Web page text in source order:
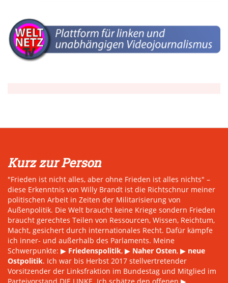
Kurz zur Person
"Frieden ist nicht alles, aber ohne Frieden ist alles nichts" –
diese Erkenntnis von Willy Brandt ist die Richtschnur meiner
politischen Arbeit in Zeiten der Militarisierung von
Außenpolitik. Die Welt braucht keine Kriege sondern Frieden
braucht gerechtes Teilen von Ressourcen, Wissen, Reichtum,
Macht, gesichert durch internationales Recht. Dafür kämpfe
ich inner- und außerhalb des Parlaments. Meine
Schwerpunkte: ▶ Friedenspolitik, ▶ Naher Osten, ▶ neue
Ostpolitik. Ich war bis Herbst 2017 stellvertretender
Vorsitzender der Linksfraktion im Bundestag und Mitglied im
Parteivorstand DIE LINKE. Ich schätze den offenen ▶